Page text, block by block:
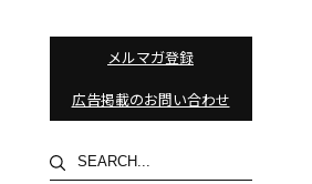
メルマガ登録
広告掲載のお問い合わせ
検